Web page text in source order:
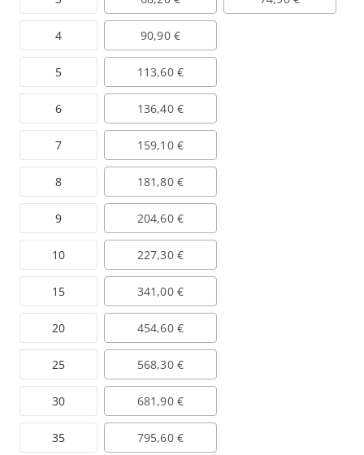
4
5
6
7
8
9
10
15
20
25
30
35
90,90 €
113,60 €
136,40 €
159,10 €
181,80 €
204,60 €
227,30 €
341,00 €
454,60 €
568,30 €
681,90 €
795,60 €